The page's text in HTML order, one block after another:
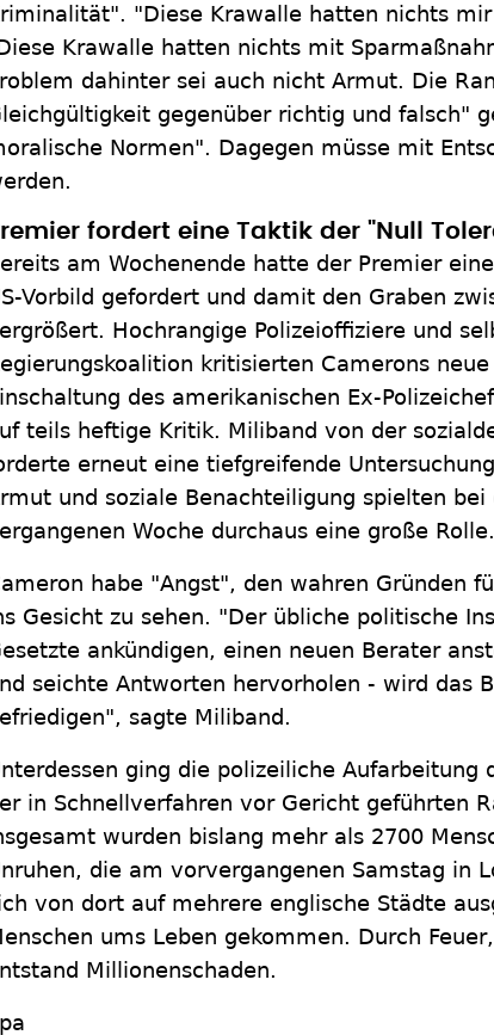
"Diese Krawalle hatten nichts
Krawalle hatten nichts mit
dahinter sei auch nicht Armut. Die
gegenüber richtig und falsch"
Normen". Dagegen müsse mit
fordert eine Taktik der "Null
am Wochenende hatte der Premier
Vorbild gefordert und damit den Graben
Hochrangige Polizeioffiziere und
kritisierten Camerons
des amerikanischen Ex-
teils heftige Kritik. Miliband von der
erneut eine tiefgreifende
und soziale Benachteiligung spielten bei
Woche durchaus eine große Rolle.
habe "Angst", den wahren Gründen
Gesicht zu sehen. "Der übliche politische
ankündigen, einen neuen Berater
seichte Antworten hervorholen - wird das
sagte Miliband.
ging die polizeiliche Aufarbeitung
in Schnellverfahren vor Gericht geführten
wurden bislang mehr als 2700
die am vorvergangenen Samstag in
von dort auf mehrere englische Städte
ums Leben gekommen. Durch
Millionenschaden.